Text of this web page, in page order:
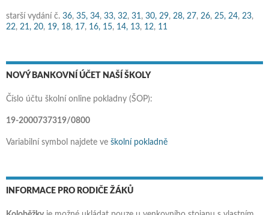
starší vydání č. 36, 35, 34, 33, 32, 31, 30, 29, 28, 27, 26, 25, 24, 23,
22, 21, 20, 19, 18, 17, 16, 15, 14, 13, 12, 11
NOVÝ BANKOVNÍ ÚČET NAŠÍ ŠKOLY
Číslo účtu školní online pokladny (ŠOP):
19-2000737319/0800
Variabilní symbol najdete ve školní pokladně
INFORMACE PRO RODIČE ŽÁKŮ